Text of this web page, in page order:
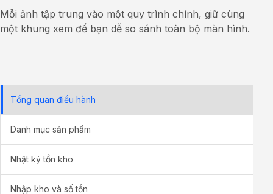
Mỗi ảnh tập trung vào một quy trình chính, giữ cùng
một khung xem để bạn dễ so sánh toàn bộ màn hình.
Tổng quan điều hành
Danh mục sản phẩm
Nhật ký tồn kho
Nhập kho và số tồn